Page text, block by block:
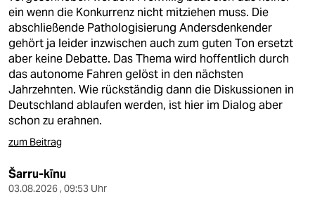
ein wenn die Konkurrenz nicht mitziehen muss. Die
abschließende Pathologisierung Andersdenkender
gehört ja leider inzwischen auch zum guten Ton ersetzt
aber keine Debatte. Das Thema wird hoffentlich durch
das autonome Fahren gelöst in den nächsten
Jahrzehnten. Wie rückständig dann die Diskussionen in
Deutschland ablaufen werden, ist hier im Dialog aber
schon zu erahnen.
zum Beitrag
Šarru-kīnu
03.08.2026 , 09:53 Uhr